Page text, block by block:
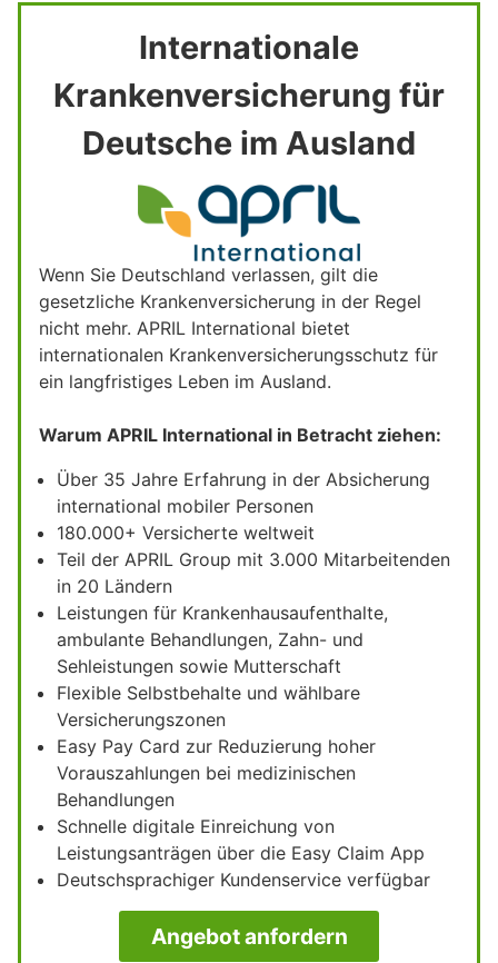
Internationale
Krankenversicherung für
Deutsche im Ausland
Wenn Sie Deutschland verlassen, gilt die
gesetzliche Krankenversicherung in der Regel
nicht mehr. APRIL International bietet
internationalen Krankenversicherungsschutz für
ein langfristiges Leben im Ausland.
Warum APRIL International in Betracht ziehen:
Über 35 Jahre Erfahrung in der Absicherung
international mobiler Personen
180.000+ Versicherte weltweit
Teil der APRIL Group mit 3.000 Mitarbeitenden
in 20 Ländern
Leistungen für Krankenhausaufenthalte,
ambulante Behandlungen, Zahn- und
Sehleistungen sowie Mutterschaft
Flexible Selbstbehalte und wählbare
Versicherungszonen
Easy Pay Card zur Reduzierung hoher
Vorauszahlungen bei medizinischen
Behandlungen
Schnelle digitale Einreichung von
Leistungsanträgen über die Easy Claim App
Deutschsprachiger Kundenservice verfügbar
Angebot anfordern